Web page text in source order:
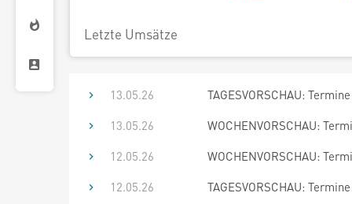
Letzte Umsätze
13.05.26
TAGESVORSCHAU:
13.05.26
WOCHENVORSCHAU:
12.05.26
WOCHENVORSCHAU:
12.05.26
TAGESVORSCHAU: